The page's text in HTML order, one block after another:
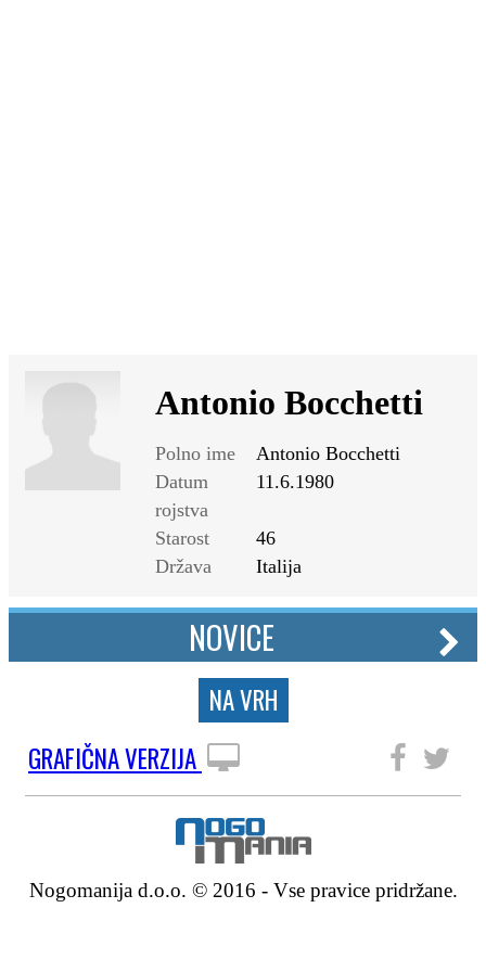
Antonio Bocchetti
Polno ime
Antonio Bocchetti
Datum
rojstva
11.6.1980
Starost
46
Država
Italija
NOVICE
NA VRH
GRAFIČNA VERZIJA
Nogomanija d.o.o. © 2016 - Vse pravice pridržane.